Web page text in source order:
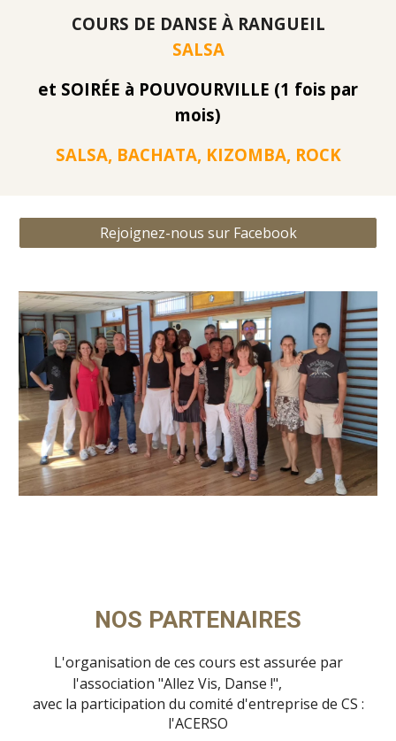
COURS DE DANSE À RANGUEIL
SALSA
et SOIRÉE à POUVOURVILLE (1 fois par
mois)
SALSA, BACHATA, KIZOMBA, ROCK
Rejoignez-nous sur Facebook
NOS PARTENAIRES
L'organisation de ces cours est assurée par
l'association "Allez Vis, Danse !",
avec la participation du comité d'entreprise de CS :
l'ACERSO